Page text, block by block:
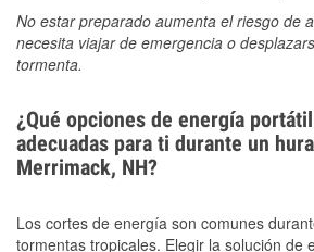
No estar preparado aumenta el riesgo de
necesita viajar de emergencia o
tormenta.
¿Qué opciones de energía
adecuadas para ti durante un
Merrimack, NH?
Los cortes de energía son comunes
tormentas tropicales. Elegir la solución de